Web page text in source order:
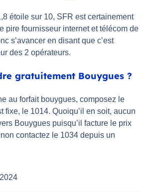
étoile sur 10, SFR est certainement
pire fournisseur internet et télécom de
s’avancer en disant que c’est
des 2 opérateurs.
gratuitement Bouygues ?
au forfait bouygues, composez le
fixe, le 1014. Quoiqu’il en soit, aucun
Bouygues puisqu’il facture le prix
contactez le 1034 depuis un